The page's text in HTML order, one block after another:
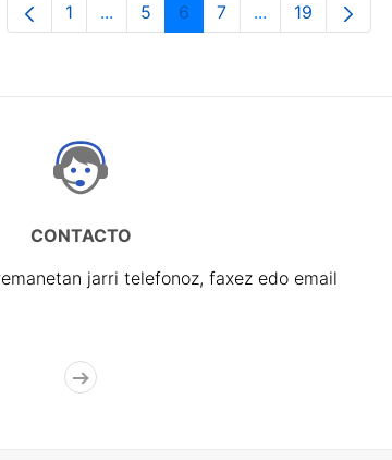
Orrialdea
1 ...Intermediate Pages Use TAB to
Orrialdea
5 Orrialdea
6 Orrialdea
7 ...Intermediate
Orrialdea
19
CONTACTO
jarri telefonoz, faxez edo email